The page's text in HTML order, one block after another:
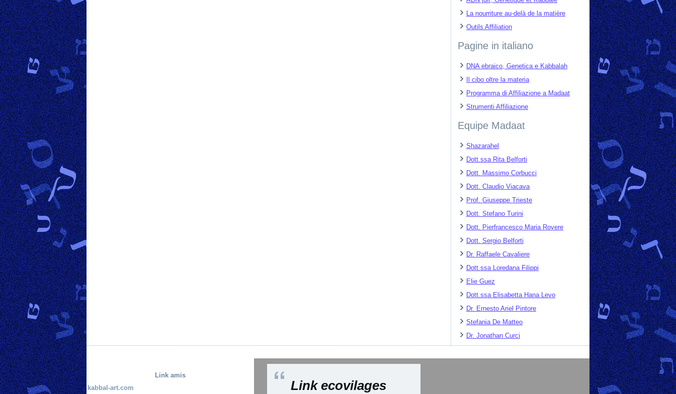
La nourriture au-delà de la matière
Outils Affiliation
Pagine in italiano
DNA ebraico, Genetica e Kabbalah
Il cibo oltre la materia
Programma di Affiliazione a Madaat
Strumenti Affiliazione
Equipe Madaat
Shazarahel
Dott.ssa Rita Belforti
Dott. Massimo Corbucci
Dott. Claudio Viacava
Prof. Giuseppe Trieste
Dott. Stefano Turini
Dott. Pierfrancesco Maria Rovere
Dott. Sergio Belforti
Dr. Raffaele Cavaliere
Dott.ssa Loredana Filippi
Elie Guez
Dott.ssa Elisabetta Hana Levo
Dr. Ernesto Ariel Pintore
Stefania De Matteo
Dr. Jonathan Curci
Link amis
kabbal-art.com
Link ecovilages